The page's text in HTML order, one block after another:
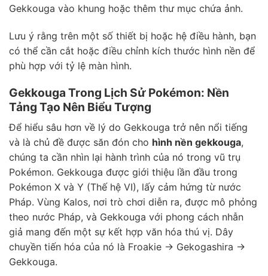
Gekkouga vào khung hoặc thêm thư mục chứa ảnh.
Lưu ý rằng trên một số thiết bị hoặc hệ điều hành, bạn
có thể cần cắt hoặc điều chỉnh kích thước hình nền để
phù hợp với tỷ lệ màn hình.
Gekkouga Trong Lịch Sử Pokémon: Nền
Tảng Tạo Nên Biểu Tượng
Để hiểu sâu hơn về lý do Gekkouga trở nên nổi tiếng
và là chủ đề được săn đón cho hình nền gekkouga,
chúng ta cần nhìn lại hành trình của nó trong vũ trụ
Pokémon. Gekkouga được giới thiệu lần đầu trong
Pokémon X và Y (Thế hệ VI), lấy cảm hứng từ nước
Pháp. Vùng Kalos, nơi trò chơi diễn ra, được mô phỏng
theo nước Pháp, và Gekkouga với phong cách nhẫn
giả mang đến một sự kết hợp văn hóa thú vị. Dây
chuyền tiến hóa của nó là Froakie -> Gekogashira ->
Gekkouga.